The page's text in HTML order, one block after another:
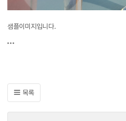
샘플이미지입니다.
목록